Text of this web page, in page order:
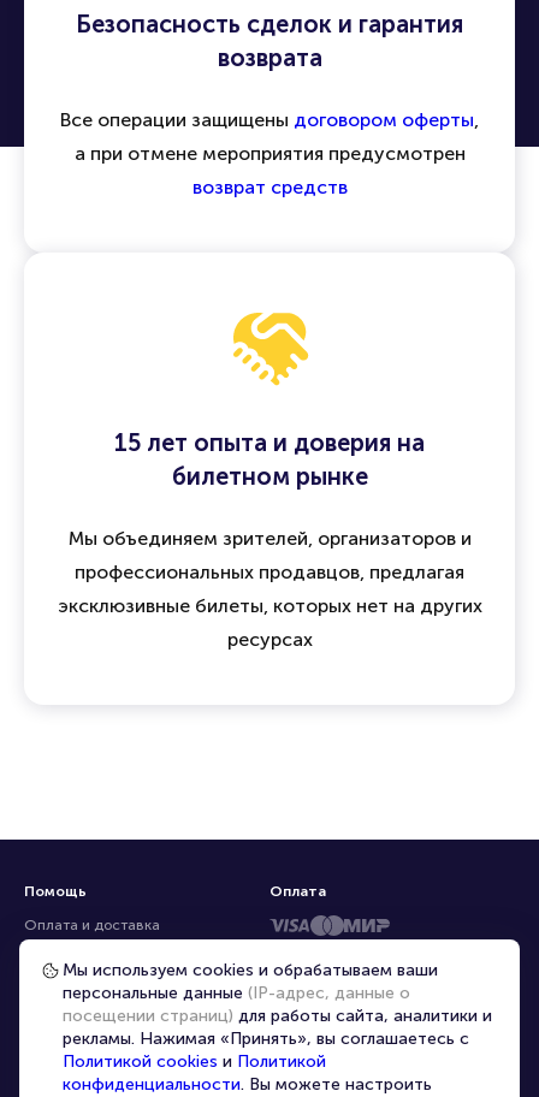
Безопасность сделок и гарантия
возврата
Все операции защищены договором оферты,
а при отмене мероприятия предусмотрен
возврат средств
15 лет опыта и доверия на
билетном рынке
Мы объединяем зрителей, организаторов и
профессиональных продавцов, предлагая
эксклюзивные билеты, которых нет на других
ресурсах
Помощь
Оплата и доставка
Частые вопросы
Перепродажа билетов
Организаторам
Корпоративным клиентам
VIP-билеты
Оплата
Мы используем cookies и обрабатываем ваши
персональные данные (IP-адрес, данные о
посещении страниц) для работы сайта, аналитики и
рекламы. Нажимая «Принять», вы соглашаетесь с
Политикой cookies и Политикой
конфиденциальности. Вы можете настроить